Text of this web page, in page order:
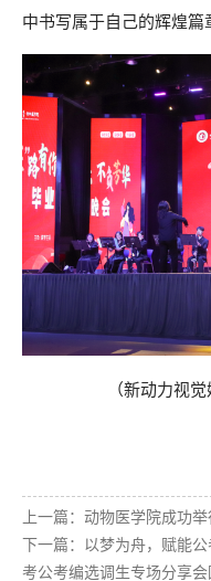
中书写属于自己的辉煌篇
（新动力视
上一篇： 动物医学院成功
下一篇： 以梦为舟，赋能
考公考编选调生专场分享